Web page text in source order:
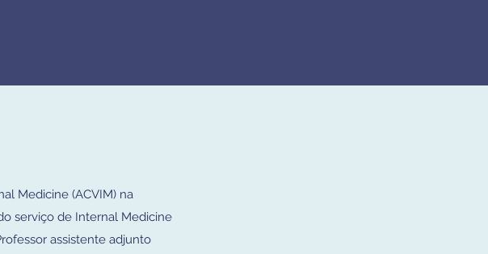
Medicine (ACVIM) na
serviço de Internal Medicine
assistente adjunto